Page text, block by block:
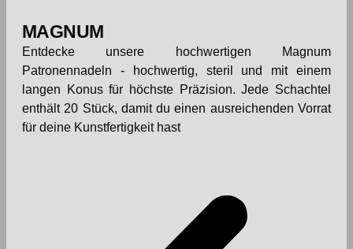
MAGNUM
Entdecke unsere hochwertigen Magnum
Patronennadeln - hochwertig, steril und mit einem
langen Konus für höchste Präzision. Jede Schachtel
enthält 20 Stück, damit du einen ausreichenden Vorrat
für deine Kunstfertigkeit hast